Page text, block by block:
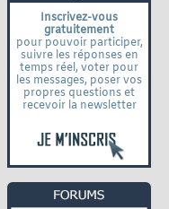
Inscrivez-vous
gratuitement
pour pouvoir participer,
suivre les réponses en
temps réel, voter pour
les messages, poser vos
propres questions et
recevoir la newsletter